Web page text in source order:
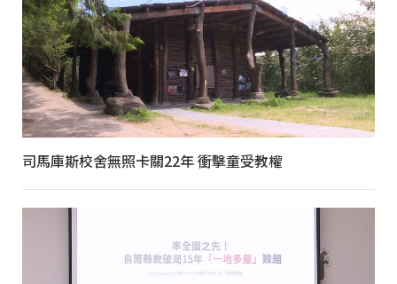
司馬庫斯校舍無照卡關22年 衝擊童受教權